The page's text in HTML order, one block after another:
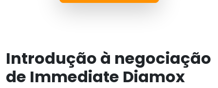
Introdução à negociação
de Immediate Diamox